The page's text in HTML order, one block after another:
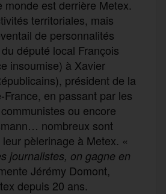
monde est derrière Metex.
territoriales, mais
de personnalités
député local François
insoumise) à Xavier
président de la
France, en passant par les
ou encore
nombreux sont
pèlerinage à Metex. «
journalistes, on gagne en
Jérémy Domont,
depuis 20 ans.